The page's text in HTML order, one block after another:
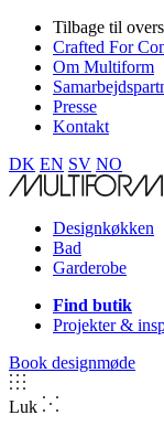
Tilbage til
Crafted For
Om Multiform
Presse
Kontakt
DK EN SV NO
Designkøkken
Bad
Garderobe
Find butik
Projekter &
Book designmøde
Luk